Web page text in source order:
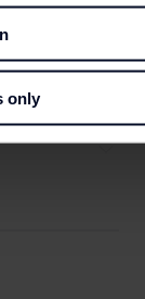
only